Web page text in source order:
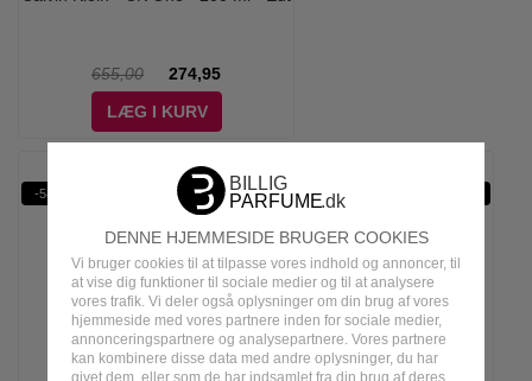
DENNE HJEMMESIDE BRUGER COOKIES
Vi bruger cookies til at tilpasse vores indhold og annoncer, til
at vise dig funktioner til sociale medier og til at analysere
vores trafik. Vi deler også oplysninger om din brug af vores
hjemmeside med vores partnere inden for sociale medier,
annonceringspartnere og analysepartnere. Vores partnere
kan kombinere disse data med andre oplysninger, du har
givet dem, eller som de har indsamlet fra din brug af deres
655,00
274,95
LÆG I KURV
-58%